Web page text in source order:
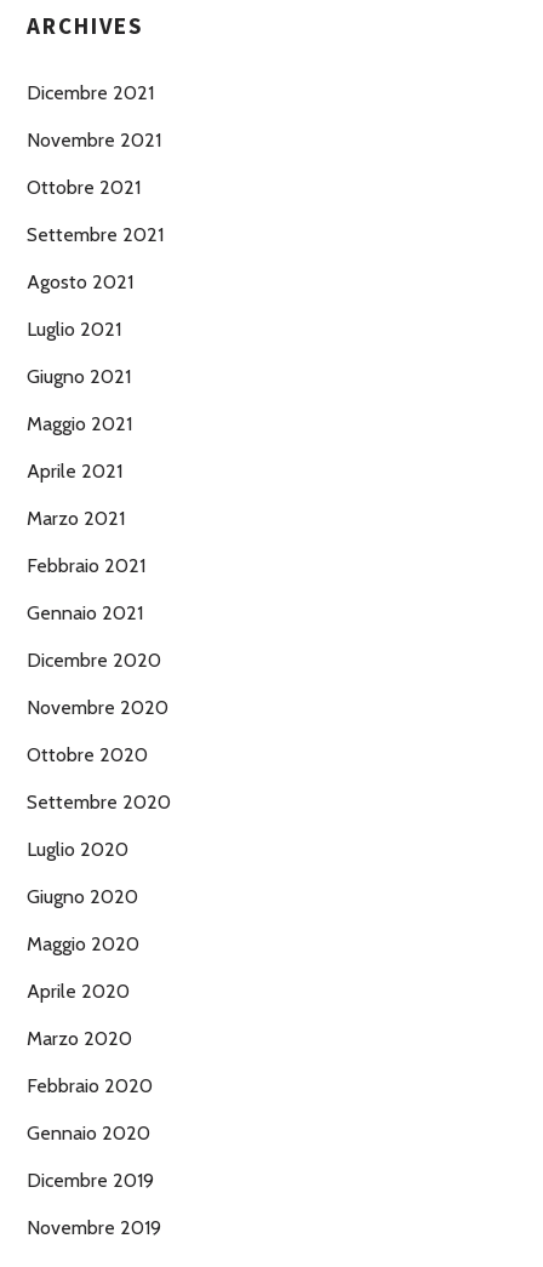
ARCHIVES
Dicembre 2021
Novembre 2021
Ottobre 2021
Settembre 2021
Agosto 2021
Luglio 2021
Giugno 2021
Maggio 2021
Aprile 2021
Marzo 2021
Febbraio 2021
Gennaio 2021
Dicembre 2020
Novembre 2020
Ottobre 2020
Settembre 2020
Luglio 2020
Giugno 2020
Maggio 2020
Aprile 2020
Marzo 2020
Febbraio 2020
Gennaio 2020
Dicembre 2019
Novembre 2019